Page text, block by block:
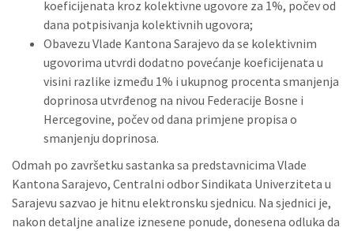
koeficijenata kroz kolektivne ugovore za 1%, počev od
dana potpisivanja kolektivnih ugovora;
Obavezu Vlade Kantona Sarajevo da se kolektivnim
ugovorima utvrdi dodatno povećanje koeficijenata u
visini razlike između 1% i ukupnog procenta smanjenja
doprinosa utvrđenog na nivou Federacije Bosne i
Hercegovine, počev od dana primjene propisa o
smanjenju doprinosa.
Odmah po završetku sastanka sa predstavnicima Vlade
Kantona Sarajevo, Centralni odbor Sindikata Univerziteta u
Sarajevu sazvao je hitnu elektronsku sjednicu. Na sjednici je,
nakon detaljne analize iznesene ponude, donesena odluka da